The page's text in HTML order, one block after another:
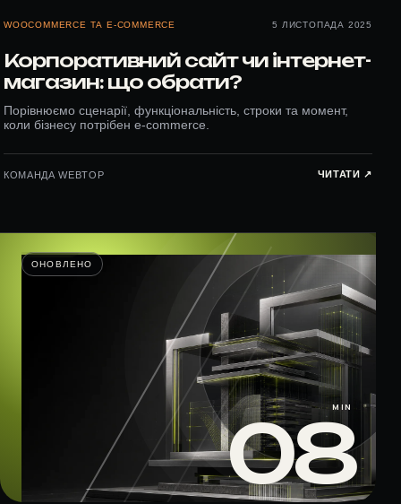
WOOCOMMERCE ТА E-COMMERCE 5 ЛИСТОПАДА 2025
Корпоративний сайт чи інтернет-
магазин: що обрати?
Порівнюємо сценарії, функціональність, строки та момент,
коли бізнесу потрібен e-commerce.
КОМАНДА WEBTOP ЧИТАТИ ↗︎
ОНОВЛЕНО
08
MIN